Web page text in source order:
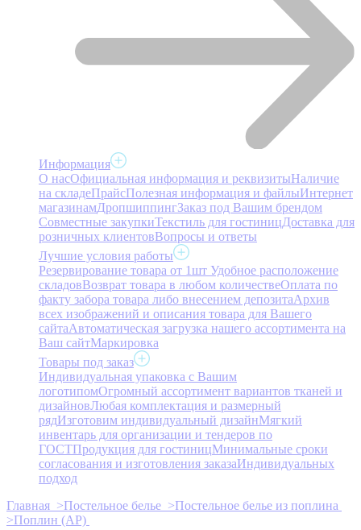
Информация
О насОфициальная информация и реквизитыНаличие
на складеПрайсПолезная информация и файлыИнтернет
магазинамДропшиппингЗаказ под Вашим брендом
Совместные закупкиТекстиль для гостиницДоставка для
розничных клиентовВопросы и ответы
Лучшие условия работы
Резервирование товара от 1шт Удобное расположение
складовВозврат товара в любом количествеОплата по
факту забора товара либо внесением депозитаАрхив
всех изображений и описания товара для Вашего
сайтаАвтоматическая загрузка нашего ассортимента на
Ваш сайтМаркировка
Товары под заказ
Индивидуальная упаковка с Вашим
логотипомОгромный ассортимент вариантов тканей и
дизайновЛюбая комплектация и размерный
рядИзготовим индивидуальный дизайнМягкий
инвентарь для организации и тендеров по
ГОСТПродукция для гостиницМинимальные сроки
согласования и изготовления заказаИндивидуальных
подход
Главная >Постельное белье >Постельное белье из поплина
>Поплин (AP)